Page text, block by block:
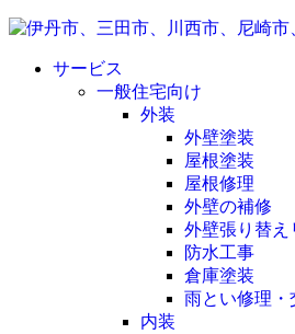
サービス
一般住宅向け
外装
外壁塗装
屋根塗装
屋根修理
外壁の補修
外壁張り替え
防水工事
倉庫塗装
雨とい修理・
内装